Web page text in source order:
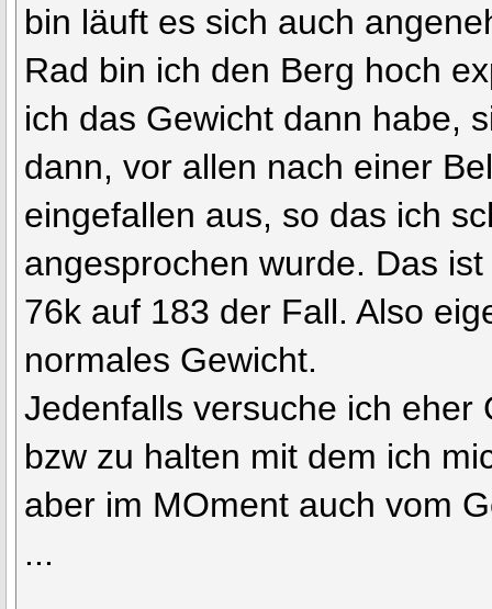
bin läuft es sich auch
Rad bin ich den Berg hoch
ich das Gewicht dann habe,
dann, vor allen nach einer
eingefallen aus, so das ich
angesprochen wurde. Das
76k auf 183 der Fall. Also
normales Gewicht.
Jedenfalls versuche ich eher
bzw zu halten mit dem ich
aber im MOment auch vom
...